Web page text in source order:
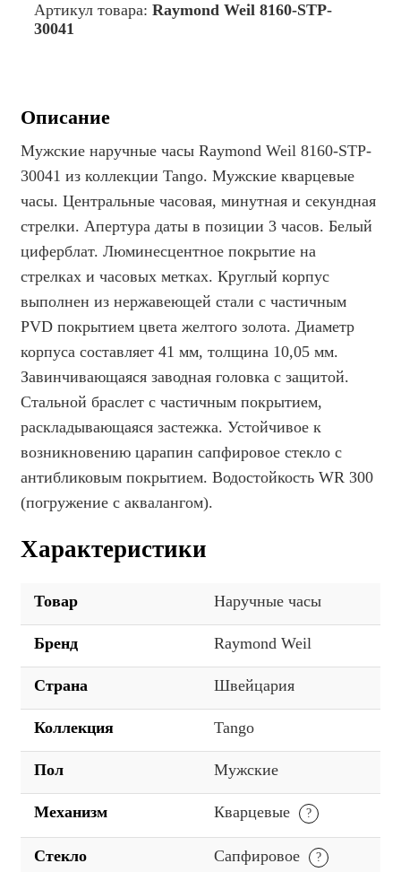
Артикул товара: Raymond Weil 8160-STP-
30041
Описание
Мужские наручные часы Raymond Weil 8160-STP-
30041 из коллекции Tango. Мужские кварцевые
часы. Центральные часовая, минутная и секундная
стрелки. Апертура даты в позиции 3 часов. Белый
циферблат. Люминесцентное покрытие на
стрелках и часовых метках. Круглый корпус
выполнен из нержавеющей стали с частичным
PVD покрытием цвета желтого золота. Диаметр
корпуса составляет 41 мм, толщина 10,05 мм.
Завинчивающаяся заводная головка с защитой.
Стальной браслет с частичным покрытием,
раскладывающаяся застежка. Устойчивое к
возникновению царапин сапфировое стекло с
антибликовым покрытием. Водостойкость WR 300
(погружение с аквалангом).
Характеристики
Товар Наручные часы
Бренд Raymond Weil
Страна Швейцария
Коллекция Tango
Пол Мужские
Механизм Кварцевые
Стекло Сапфировое